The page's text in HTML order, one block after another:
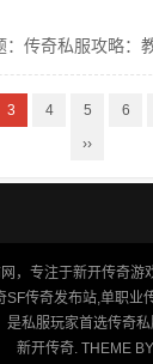
3 4 5 6
››
，专注于新开传奇游
SF传奇发布站,单职业
是私服玩家首选传奇
新开传奇. THEME BY